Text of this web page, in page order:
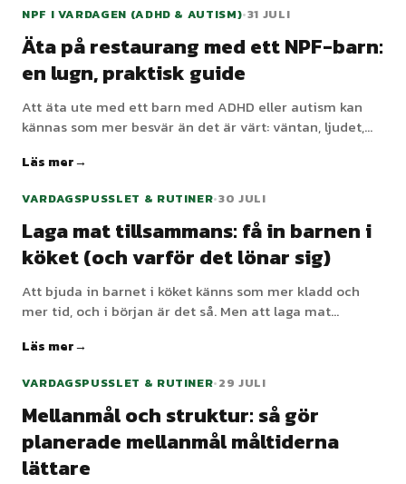
NPF I VARDAGEN (ADHD & AUTISM)•31 JULI
Äta på restaurang med ett NPF-barn:
en lugn, praktisk guide
Att äta ute med ett barn med ADHD eller autism kan
kännas som mer besvär än det är värt: väntan, ljudet,
förberedelse kan restauranger bli hanterbara, till och
Läs mer
VARDAGSPUSSLET & RUTINER•30 JULI
Laga mat tillsammans: få in barnen i
köket (och varför det lönar sig)
Att bjuda in barnet i köket känns som mer kladd och
mer tid, och i början är det så. Men att laga mat
kan göra: det bygger färdigheter, gör barn mer villiga
Läs mer
VARDAGSPUSSLET & RUTINER•29 JULI
Mellanmål och struktur: så gör
planerade mellanmål måltiderna
lättare